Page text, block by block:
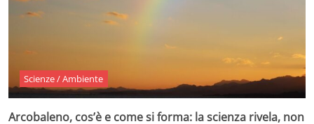
Scienze / Ambiente
Arcobaleno, cos’è e come si forma: la scienza rivela, non